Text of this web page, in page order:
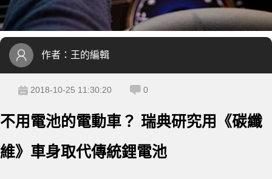
作者： 王的編輯
2018-10-25 11:30:20 0
不用電池的電動車？ 瑞典研究用《碳纖
維》車身取代傳統鋰電池